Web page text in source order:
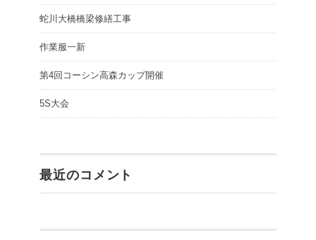
蛇川大橋橋梁修繕工事
作業服一新
第4回コーシン高森カップ開催
5S大会
最近のコメント